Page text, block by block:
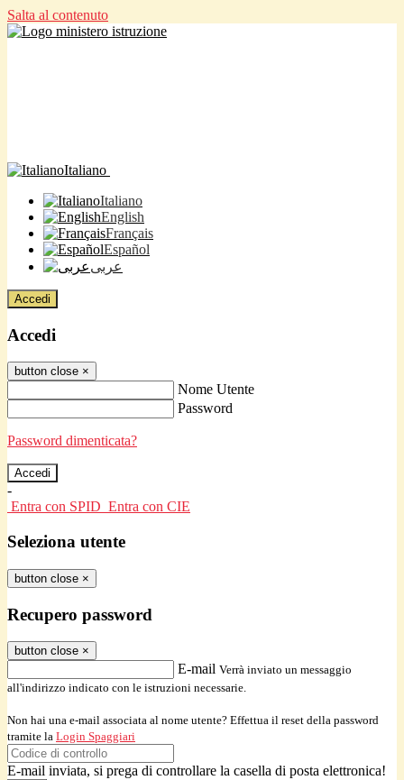
Salta al contenuto
Italiano
Italiano
English
Français
Español
عربى
Accedi
Accedi
button close ×
Nome Utente
Password
Password dimenticata?
-
Entra con SPID Entra con CIE
Seleziona utente
button close ×
Recupero password
button close ×
E-mail Verrà inviato un messaggio
all'indirizzo indicato con le istruzioni necessarie.
Non hai una e-mail associata al nome utente? Effettua il reset della password
tramite la Login Spaggiari
E-mail inviata, si prega di controllare la casella di posta elettronica!